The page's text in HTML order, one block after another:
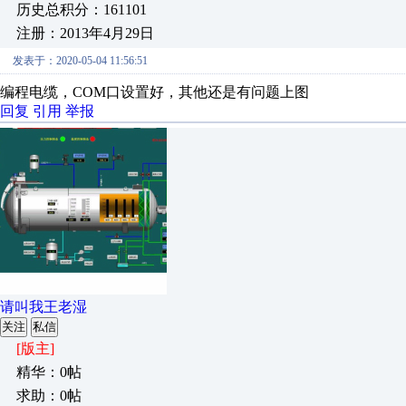
历史总积分：161101
注册：2013年4月29日
发表于：2020-05-04 11:56:51
编程电缆，COM口设置好，其他还是有问题上图
回复 引用 举报
请叫我王老湿
关注 私信
[版主]
精华：0帖
求助：0帖